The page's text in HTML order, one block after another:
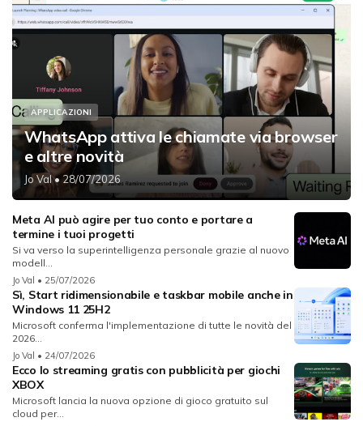
APPLICAZIONI
WhatsApp attiva le chiamate via browser
e altre novità
Jo Val• 28/07/2026
Meta AI può agire per tuo conto e portare a
termine i tuoi progetti
Si va verso la superintelligenza personale grazie al nuovo
modell...
Jo Val • 25/07/2026
Sì, Start ridimensionabile e taskbar mobile anche in
Windows 11 25H2
Microsoft conferma l'implementazione di tutte le novità del
2026...
Jo Val • 24/07/2026
Ecco lo streaming gratis con pubblicità per giochi
XBOX
Microsoft lancia la nuova opzione di gioco gratuito sul
cloud per...